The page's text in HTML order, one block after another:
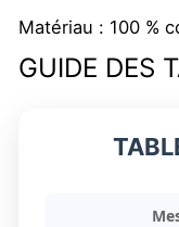
Matériau : 100 %
GUIDE DES